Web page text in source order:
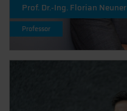
Prof. Dr.-Ing. Florian Neuner
Professor